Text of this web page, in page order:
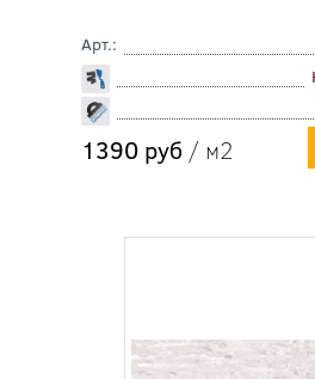
Арт.:
1390 руб / м2